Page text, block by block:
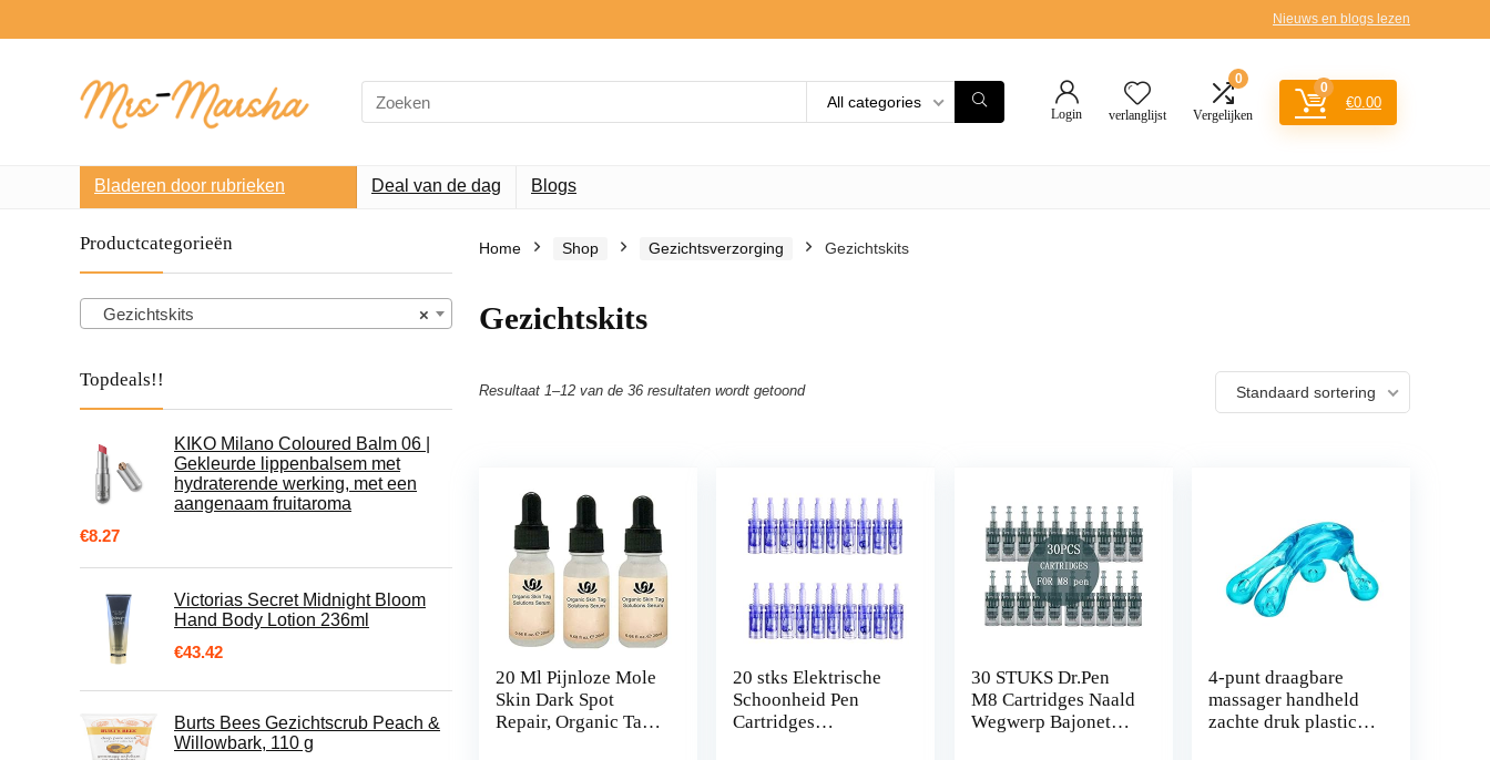
Nieuws en blogs lezen
Search
for:
All categories
Login verlanglijst
0
Vergelijken
0
€0.00
Bladeren door rubrieken Deal van de dag Blogs
Productcategorieën
×
Gezichtskits
Topdeals!!
KIKO Milano Coloured Balm 06 |
Gekleurde lippenbalsem met
hydraterende werking, met een
aangenaam fruitaroma
€8.27
Victorias Secret Midnight Bloom
Hand Body Lotion 236ml
€43.42
Burts Bees Gezichtscrub Peach &
Willowbark, 110 g
Home Shop Gezichtsverzorging Gezichtskits
Gezichtskits
Resultaat 1–12 van de 36 resultaten wordt getoond Standaard sortering
20 Ml Pijnloze Mole
Skin Dark Spot
Repair, Organic Tags
20 stks Elektrische
Schoonheid Pen
Cartridges
30 STUKS Dr.Pen
M8 Cartridges Naald
Wegwerp Bajonet
4-punt draagbare
massager handheld
zachte druk plastic